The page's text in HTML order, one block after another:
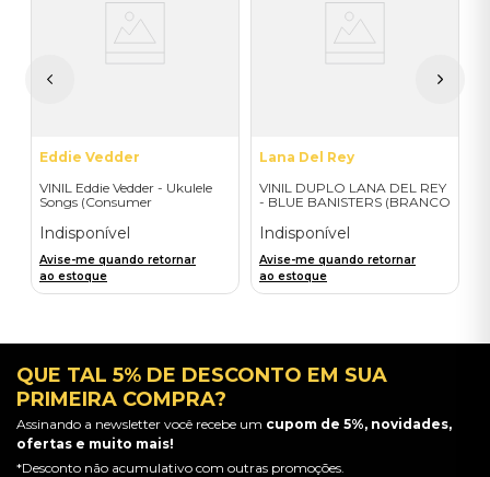
Eddie Vedder
VINIL Eddie Vedder - Ukulele
Songs (Consumer
Indisponível
Avise-me quando retornar
ao estoque
Lana Del Rey
VINIL DUPLO LANA DEL REY
- BLUE BANISTERS (BRANCO
IMPORTADO
Indisponível
Avise-me quando retornar
ao estoque
QUE TAL 5% DE DESCONTO EM SUA
PRIMEIRA COMPRA?
Assinando a newsletter você recebe um cupom de 5%, novidades,
ofertas e muito mais!
*Desconto não acumulativo com outras promoções.